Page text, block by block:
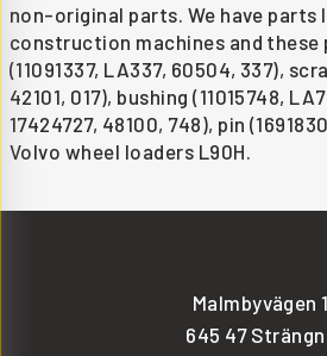
non-original parts. We have parts
construction machines and these
(11091337, LA337, 60504, 337),
42101, 017), bushing (11015748,
17424727, 48100, 748), pin
Volvo wheel loaders L90H.
Malmbyvägen
645 47